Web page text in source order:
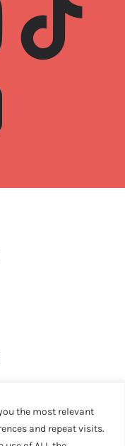
the most relevant
and repeat visits.